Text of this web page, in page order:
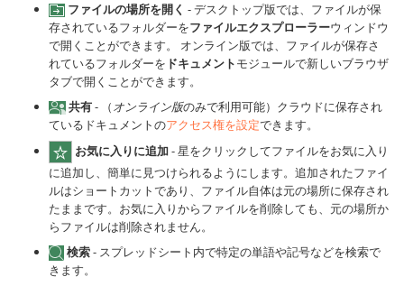
ファイルの場所を開く -デスクトップ版では、ファイルが保
存されているフォルダーをファイルエクスプローラーウィンドウ
で開くことができます。
オンライン版では、ファイルが保存さ
れているフォルダーを ドキュメントモジュールで新しいブラウザ
タブで開くことができます。
共有- （オンライン版のみで利用可能）クラウドに保存され
ているドキュメントのアクセス権を設定できます。
お気に入りに追加- 星をクリックしてファイルをお気に入り
に追加し、簡単に見つけられるようにします。追加されたファイ
ルはショートカットであり、ファイル自体は元の場所に保存され
たままです。お気に入りからファイルを削除しても、元の場所か
らファイルは削除されません。
検索- スプレッドシート内で特定の単語や記号などを検索で
きます。